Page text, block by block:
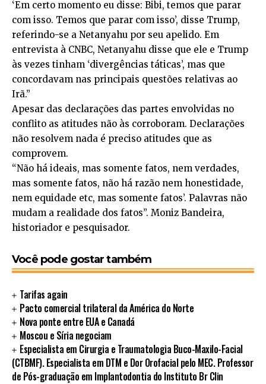
‘Em certo momento eu disse: Bibi, temos que parar
com isso. Temos que parar com isso’, disse Trump,
referindo-se a Netanyahu por seu apelido. Em
entrevista à CNBC, Netanyahu disse que ele e Trump
às vezes tinham ‘divergências táticas’, mas que
concordavam nas principais questões relativas ao
Irã.”
Apesar das declarações das partes envolvidas no
conflito as atitudes não às corroboram. Declarações
não resolvem nada é preciso atitudes que as
comprovem.
“Não há ideais, mas somente fatos, nem verdades,
mas somente fatos, não há razão nem honestidade,
nem equidade etc, mas somente fatos’. Palavras não
mudam a realidade dos fatos”. Moniz Bandeira,
historiador e pesquisador.
Você pode gostar também
Tarifas again
Pacto comercial trilateral da América do Norte
Nova ponte entre EUA e Canadá
Moscou e Síria negociam
Especialista em Cirurgia e Traumatologia Buco-Maxilo-Facial
(CTBMF). Especialista em DTM e Dor Orofacial pelo MEC. Professor
de Pós-graduação em Implantodontia do Instituto Br Clin